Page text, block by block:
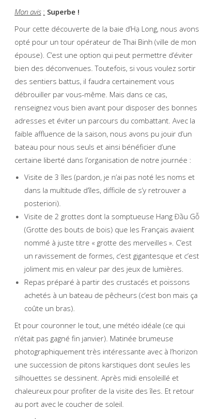
Mon avis : Superbe !
Pour cette découverte de la baie d’Hạ Long, nous avons
opté pour un tour opérateur de Thai Binh (ville de mon
épouse). C’est une option qui peut permettre d’éviter
bien des déconvenues. Toutefois, si vous voulez sortir
des sentiers battus, il faudra certainement vous
débrouiller par vous-même. Mais dans ce cas,
renseignez vous bien avant pour disposer des bonnes
adresses et éviter un parcours du combattant. Avec la
faible affluence de la saison, nous avons pu jouir d’un
bateau pour nous seuls et ainsi bénéficier d’une
certaine liberté dans l’organisation de notre journée :
Visite de 3 îles (pardon, je n’ai pas noté les noms et
dans la multitude d’îles, difficile de s’y retrouver a
posteriori).
Visite de 2 grottes dont la somptueuse Hang Đầu Gỗ
(Grotte des bouts de bois) que les Français avaient
nommé à juste titre « grotte des merveilles ». C’est
un ravissement de formes, c’est gigantesque et c’est
joliment mis en valeur par des jeux de lumières.
Repas préparé à partir des crustacés et poissons
achetés à un bateau de pêcheurs (c’est bon mais ça
coûte un bras).
Et pour couronner le tout, une météo idéale (ce qui
n’était pas gagné fin janvier). Matinée brumeuse
photographiquement très intéressante avec à l’horizon
une succession de pitons karstiques dont seules les
silhouettes se dessinent. Après midi ensoleillé et
chaleureux pour profiter de la visite des îles. Et retour
au port avec le coucher de soleil.